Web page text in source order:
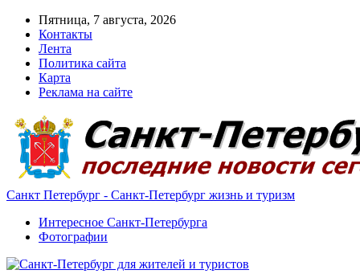
Пятница, 7 августа, 2026
Контакты
Лента
Политика сайта
Карта
Реклама на сайте
Санкт Петербург - Санкт-Петербург жизнь и туризм
Интересное Санкт-Петербурга
Фотографии